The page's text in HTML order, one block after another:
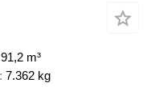
91,2 m³
7.362 kg